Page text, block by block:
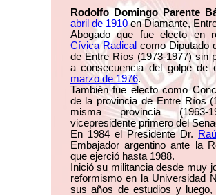
Rodolfo Domingo Parente
abril de 1910en Diamante,
Abogado que fue electo en
Cívica Radical como Diputado
de Entre Ríos (1973-1977) sin
a consecuencia del golpe de
marzo de 1976.
También fue electo como
de la provincia de Entre Ríos
misma provincia (1963-
vicepresidente primero del
En 1984 el Presidente Dr.
Embajador argentino ante la
que ejerció hasta 1988.
Inició su militancia desde muy
reformismo en la Universidad
sus años de estudios y